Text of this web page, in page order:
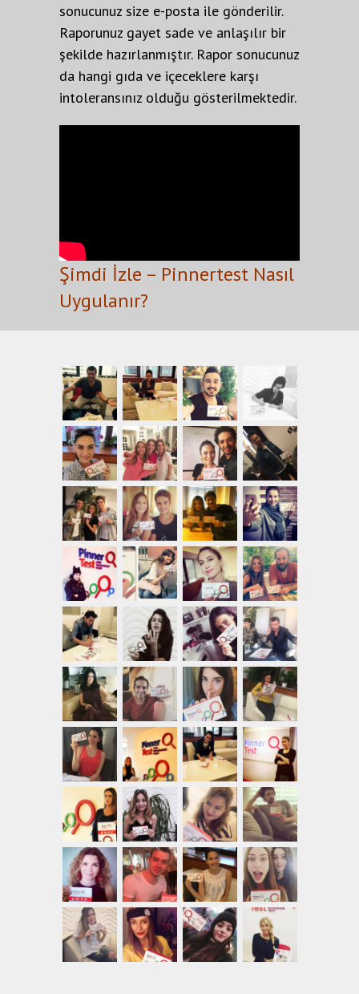
sonucunuz size e-posta ile gönderilir.
Raporunuz gayet sade ve anlaşılır bir
şekilde hazırlanmıştır. Rapor sonucunuz
da hangi gıda ve içeceklere karşı
intoleransınız olduğu gösterilmektedir.
Şimdi İzle – Pinnertest Nasıl
Uygulanır?